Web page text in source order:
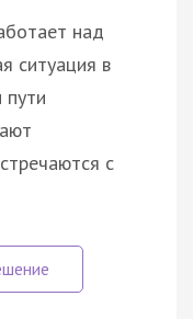
над
ситуация в
с